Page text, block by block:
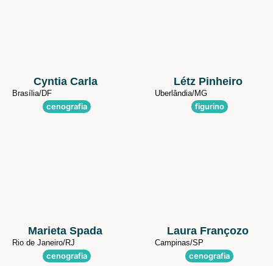
Cyntia Carla
Brasília/DF
cenografia
Létz Pinheiro
Uberlândia/MG
figurino
Marieta Spada
Rio de Janeiro/RJ
cenografia
Laura Françozo
Campinas/SP
cenografia